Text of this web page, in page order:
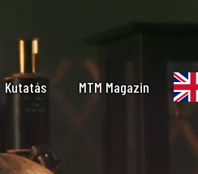
Tár
Kutatás
Antropológia
Paleontológia
MTM Magazin